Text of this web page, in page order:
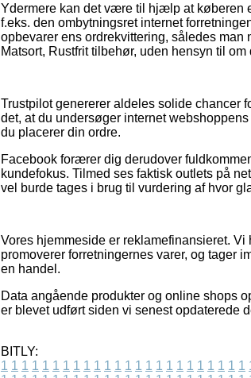
Ydermere kan det være til hjælp at køberen
f.eks. den ombytningsret internet
opbevarer ens ordrekvittering, således
Matsort, Rustfrit tilbehør, uden hensyn til
Trustpilot genererer aldeles solide chancer
det, at du undersøger internet
du placerer din ordre.
Facebook forærer dig derudover
kundefokus. Tilmed ses faktisk outlets på
vel burde tages i brug til vurdering af hvor
Vores hjemmeside er reklamefinansieret.
promoverer forretningernes varer, og tager
en handel.
Data angående produkter og online shops
er blevet udført siden vi senest opdaterede
BITLY:
1 1 1 1 1 1 1 1 1 1 1 1 1 1 1 1 1 1 1 1 1 1 1 1